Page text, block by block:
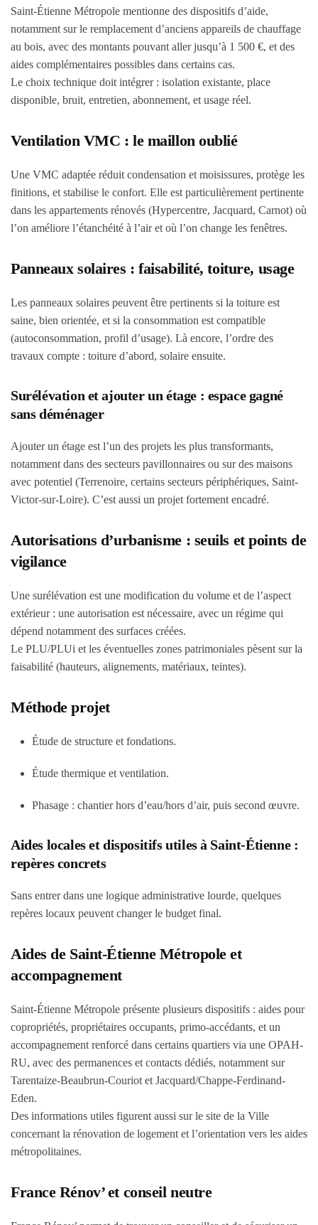
Saint-Étienne Métropole mentionne des dispositifs d’aide,
notamment sur le remplacement d’anciens appareils de chauffage
au bois, avec des montants pouvant aller jusqu’à 1 500 €, et des
aides complémentaires possibles dans certains cas.
Le choix technique doit intégrer : isolation existante, place
disponible, bruit, entretien, abonnement, et usage réel.
Ventilation VMC : le maillon oublié
Une VMC adaptée réduit condensation et moisissures, protège les
finitions, et stabilise le confort. Elle est particulièrement pertinente
dans les appartements rénovés (Hypercentre, Jacquard, Carnot) où
l’on améliore l’étanchéité à l’air et où l’on change les fenêtres.
Panneaux solaires : faisabilité, toiture, usage
Les panneaux solaires peuvent être pertinents si la toiture est
saine, bien orientée, et si la consommation est compatible
(autoconsommation, profil d’usage). Là encore, l’ordre des
travaux compte : toiture d’abord, solaire ensuite.
Surélévation et ajouter un étage : espace gagné
sans déménager
Ajouter un étage est l’un des projets les plus transformants,
notamment dans des secteurs pavillonnaires ou sur des maisons
avec potentiel (Terrenoire, certains secteurs périphériques, Saint-
Victor-sur-Loire). C’est aussi un projet fortement encadré.
Autorisations d’urbanisme : seuils et points de
vigilance
Une surélévation est une modification du volume et de l’aspect
extérieur : une autorisation est nécessaire, avec un régime qui
dépend notamment des surfaces créées.
Le PLU/PLUi et les éventuelles zones patrimoniales pèsent sur la
faisabilité (hauteurs, alignements, matériaux, teintes).
Méthode projet
Étude de structure et fondations.
Étude thermique et ventilation.
Phasage : chantier hors d’eau/hors d’air, puis second œuvre.
Aides locales et dispositifs utiles à Saint-Étienne :
repères concrets
Sans entrer dans une logique administrative lourde, quelques
repères locaux peuvent changer le budget final.
Aides de Saint-Étienne Métropole et
accompagnement
Saint-Étienne Métropole présente plusieurs dispositifs : aides pour
copropriétés, propriétaires occupants, primo-accédants, et un
accompagnement renforcé dans certains quartiers via une OPAH-
RU, avec des permanences et contacts dédiés, notamment sur
Tarentaize-Beaubrun-Couriot et Jacquard/Chappe-Ferdinand-
Eden.
Des informations utiles figurent aussi sur le site de la Ville
concernant la rénovation de logement et l’orientation vers les aides
métropolitaines.
France Rénov’ et conseil neutre